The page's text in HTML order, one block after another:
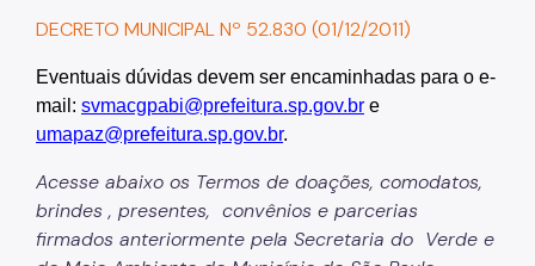
DECRETO MUNICIPAL Nº 52.830 (01/12/2011)
Eventuais dúvidas devem ser encaminhadas para o e-
mail: svmacgpabi@prefeitura.sp.gov.br e
umapaz@prefeitura.sp.gov.br.
Acesse abaixo os Termos de doações, comodatos,
brindes , presentes, convênios e parcerias
firmados anteriormente pela Secretaria do Verde e